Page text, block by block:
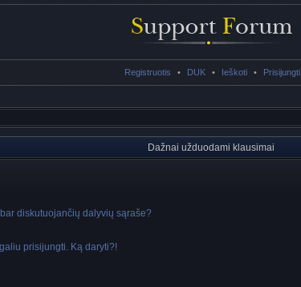
Registruotis • DUK • Ieškoti • Prisijungti
Dažnai užduodami klausimai
diskutuojančių dalyvių sąraše?
prisijungti. Ką daryti?!